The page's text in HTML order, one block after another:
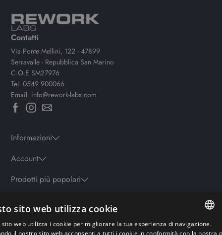
Contatti
Via Ponte Mellini, 122 - 47899
Serravalle - Repubblica San Marino
C.O.E SM27976
Tel.0549 900066
Email. info@rework-labs.com
Informazioni
Account
Prodotti più popolari
Orari
Lun-ven: 9.30-19.30 - Sab: 10-13 | 15.30-19.30 - Domenica: chiuso
ITALIAN
sito web utilizza cookie
sito web utilizza i cookie per migliorare la tua esperienza di navigazione.
il nostro sito web acconsenti a tutti i cookie in conformità con la nostra